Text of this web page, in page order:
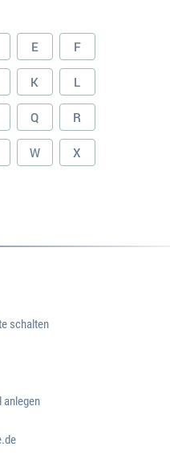
E F
K L
Q R
W X
schalten